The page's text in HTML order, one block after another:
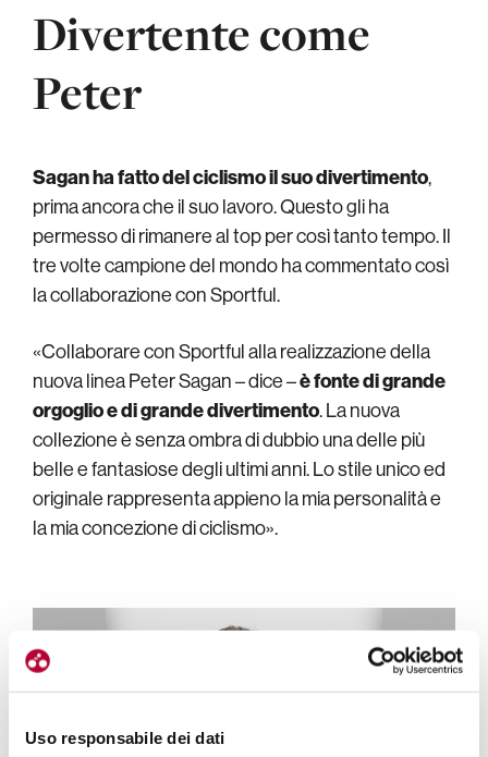
Uso responsabile dei dati
Divertente come
Peter
Sagan ha fatto del ciclismo il suo divertimento,
prima ancora che il suo lavoro. Questo gli ha
permesso di rimanere al top per così tanto tempo. Il
tre volte campione del mondo ha commentato così
la collaborazione con Sportful.
«Collaborare con Sportful alla realizzazione della
nuova linea Peter Sagan – dice –è fonte di grande
orgoglio e di grande divertimento. La nuova
collezione è senza ombra di dubbio una delle più
belle e fantasiose degli ultimi anni. Lo stile unico ed
originale rappresenta appieno la mia personalità e
la mia concezione di ciclismo».